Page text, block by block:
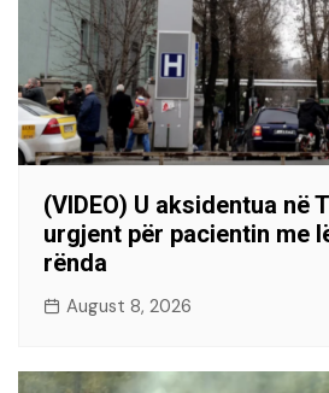
(VIDEO) U aksidentua në
urgjent për pacientin me
rënda
August 8, 2026